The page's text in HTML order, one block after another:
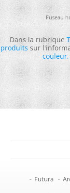
Fuseau
Dans la rubrique
produitssur
couleur
- Futura -